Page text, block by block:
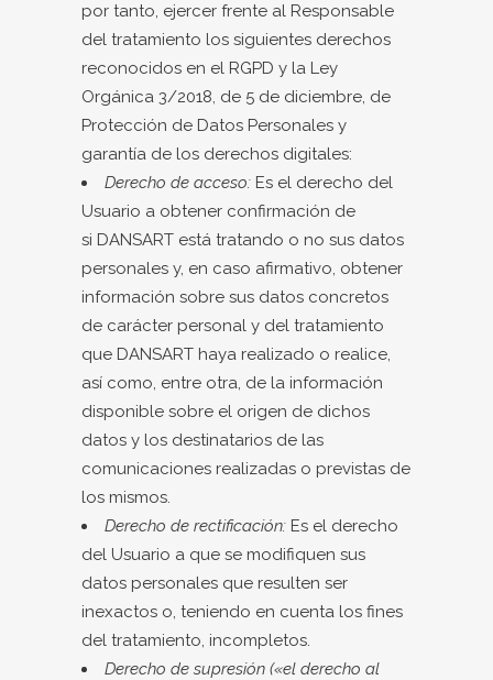
por tanto, ejercer frente al Responsable
del tratamiento los siguientes derechos
reconocidos en el RGPD y la Ley
Orgánica 3/2018, de 5 de diciembre, de
Protección de Datos Personales y
garantía de los derechos digitales:
Derecho de acceso: Es el derecho del
Usuario a obtener confirmación de
si DANSART está tratando o no sus datos
personales y, en caso afirmativo, obtener
información sobre sus datos concretos
de carácter personal y del tratamiento
que DANSART haya realizado o realice,
así como, entre otra, de la información
disponible sobre el origen de dichos
datos y los destinatarios de las
comunicaciones realizadas o previstas de
los mismos.
Derecho de rectificación: Es el derecho
del Usuario a que se modifiquen sus
datos personales que resulten ser
inexactos o, teniendo en cuenta los fines
del tratamiento, incompletos.
Derecho de supresión («el derecho al